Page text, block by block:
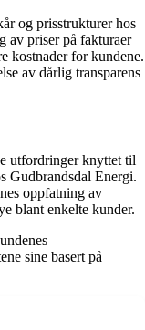
og prisstrukturer hos
av priser på fakturaer
kostnader for kundene.
av dårlig transparens
utfordringer knyttet til
Gudbrandsdal Energi.
oppfatning av
blant enkelte kunder.
sine basert på